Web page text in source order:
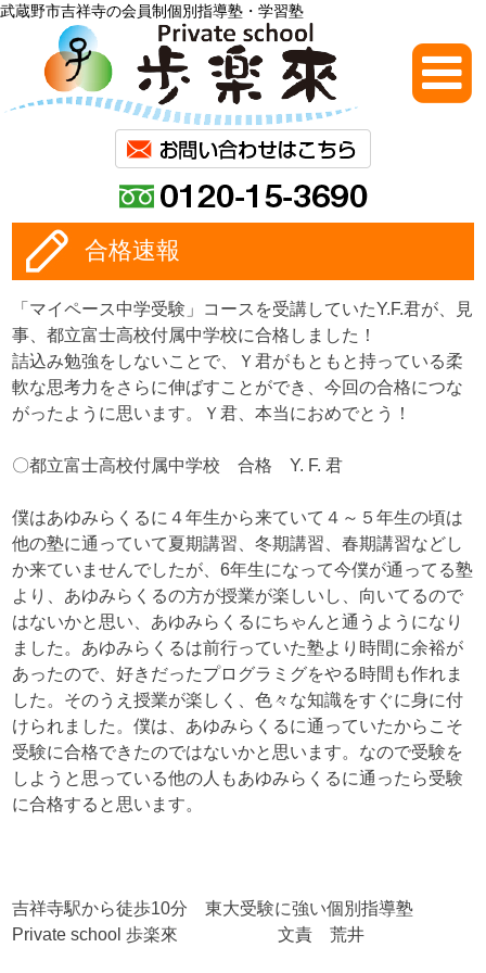
武蔵野市吉祥寺の会員制個別指導塾・学習塾
合格速報
「マイペース中学受験」コースを受講していたY.F.君が、見
事、都立富士高校付属中学校に合格しました！
詰込み勉強をしないことで、Ｙ君がもともと持っている柔
軟な思考力をさらに伸ばすことができ、今回の合格につな
がったように思います。Ｙ君、本当におめでとう！
〇都立富士高校付属中学校 合格 Y. F. 君
僕はあゆみらくるに４年生から来ていて４～５年生の頃は
他の塾に通っていて夏期講習、冬期講習、春期講習などし
か来ていませんでしたが、6年生になって今僕が通ってる塾
より、あゆみらくるの方が授業が楽しいし、向いてるので
はないかと思い、あゆみらくるにちゃんと通うようになり
ました。あゆみらくるは前行っていた塾より時間に余裕が
あったので、好きだったプログラミグをやる時間も作れま
した。そのうえ授業が楽しく、色々な知識をすぐに身に付
けられました。僕は、あゆみらくるに通っていたからこそ
受験に合格できたのではないかと思います。なので受験を
しようと思っている他の人もあゆみらくるに通ったら受験
に合格すると思います。
吉祥寺駅から徒歩10分 東大受験に強い個別指導塾
Private school 歩楽來 文責 荒井